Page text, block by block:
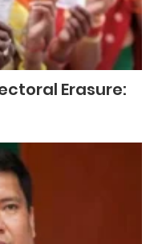
Erasure: